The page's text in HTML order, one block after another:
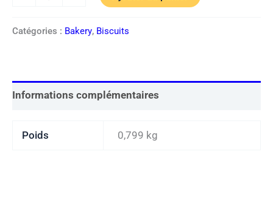
Catégories : Bakery, Biscuits
Informations complémentaires
Poids 0,799 kg